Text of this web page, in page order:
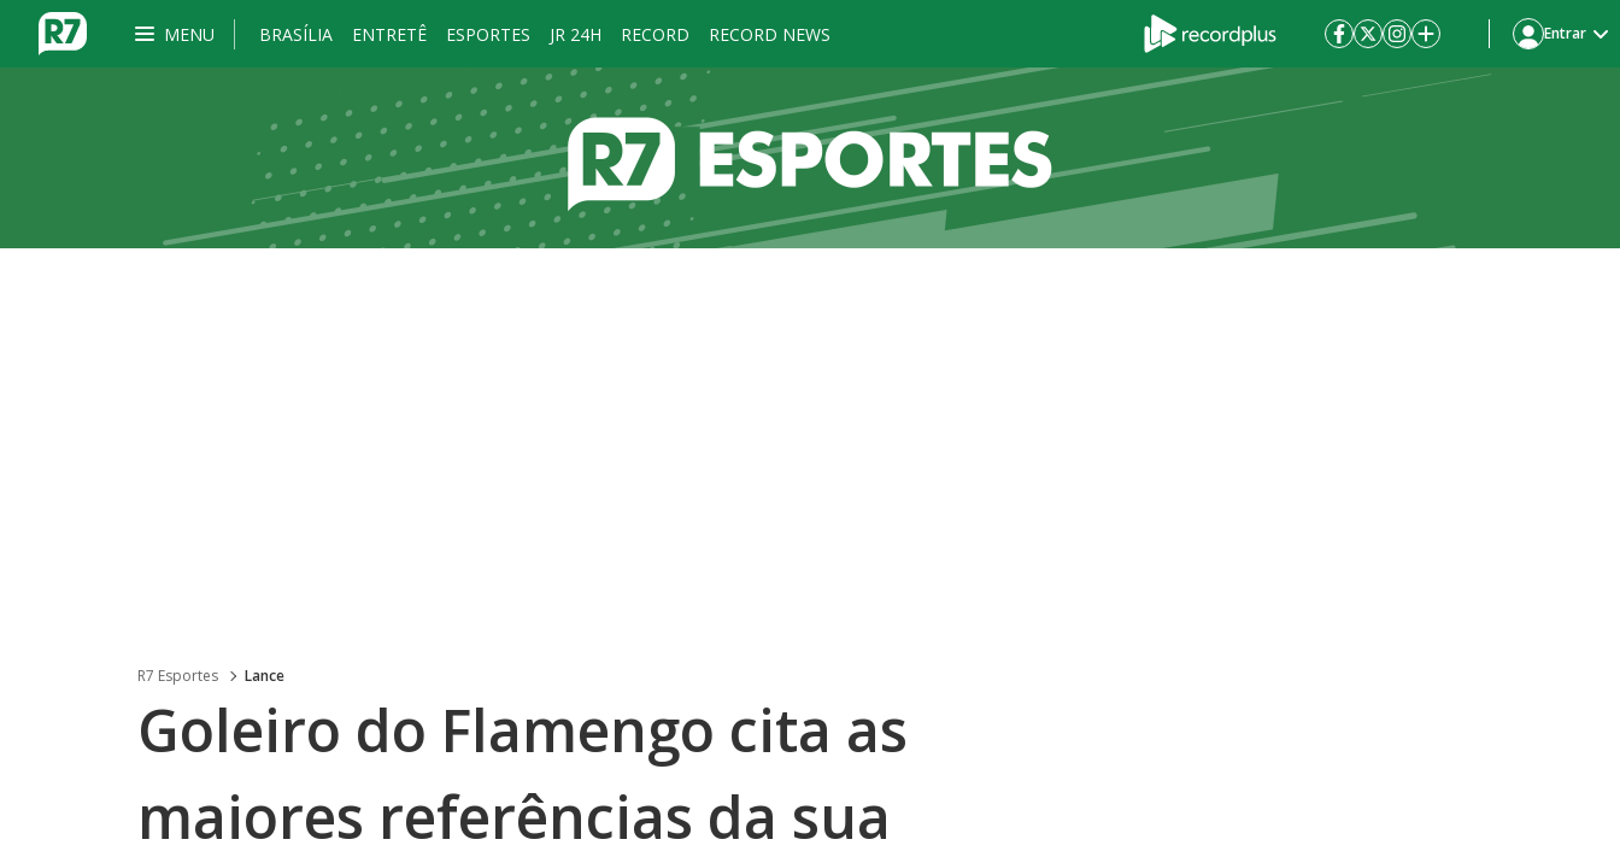
MENU BRASÍLIA ENTRETÊ ESPORTES JR 24H RECORD RECORD NEWS Entrar
R7 Esportes Lance
Goleiro do Flamengo cita as
maiores referências da sua